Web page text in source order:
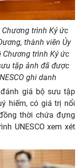
trình Ký ức
thành viên Ủy
Chương trình Ký ức
tập ảnh đã được
ghi danh
giá bộ sưu tập
hiếm, có giá trị nổi
thời chứa đựng
UNESCO xem xét